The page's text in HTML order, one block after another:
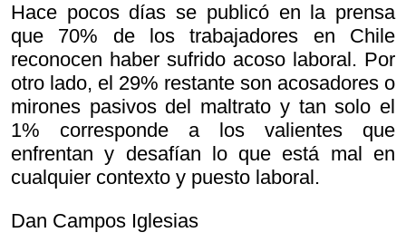
Hace pocos días se publicó en la prensa
que 70% de los trabajadores en Chile
reconocen haber sufrido acoso laboral. Por
otro lado, el 29% restante son acosadores o
mirones pasivos del maltrato y tan solo el
1% corresponde a los valientes que
enfrentan y desafían lo que está mal en
cualquier contexto y puesto laboral.
Dan Campos Iglesias